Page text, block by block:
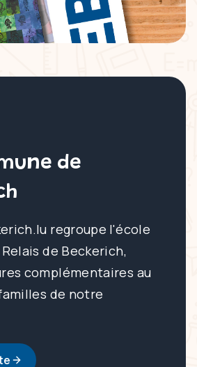
de
regroupe l'école
de Beckerich,
complémentaires au
de notre